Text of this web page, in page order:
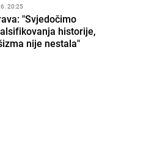
20:25
"Svjedočimo
historije,
nije nestala"